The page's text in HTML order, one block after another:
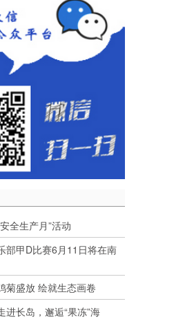
全生产月”活动
部甲D比赛6月11日将在南
菊盛放 绘就生态画卷
进长岛，邂逅“果冻”海